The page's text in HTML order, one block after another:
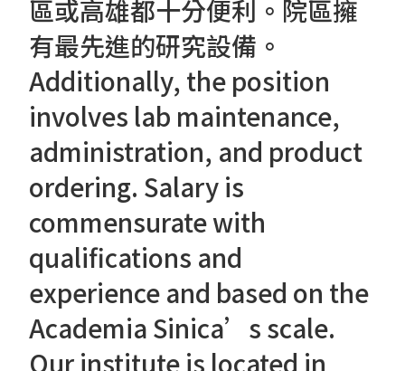
區或高雄都十分便利。院區擁
有最先進的研究設備。
Additionally, the position
involves lab maintenance,
administration, and product
ordering. Salary is
commensurate with
qualifications and
experience and based on the
Academia Sinica’s scale.
Our institute is located in